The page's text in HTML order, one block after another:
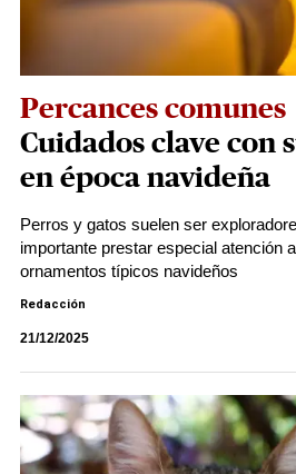
Percances comunes
Cuidados clave con
en época navideña
Perros y gatos suelen ser
importante prestar especial atención
ornamentos típicos navideños
Redacción
21/12/2025